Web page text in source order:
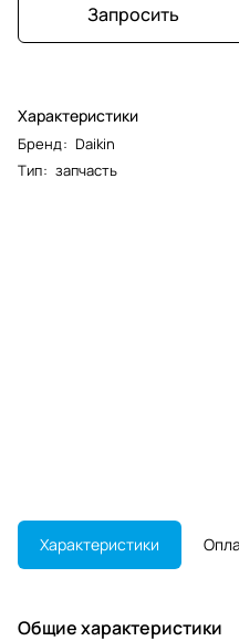
Запросить
Характеристики
Бренд: Daikin
Тип: запчасть
Характеристики
Общие характеристики